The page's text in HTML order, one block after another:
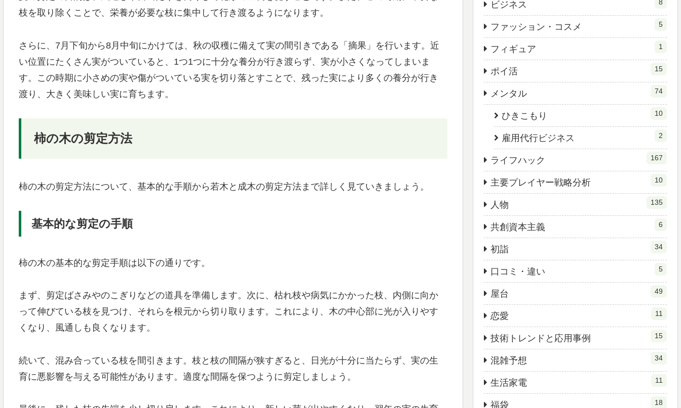
枝を取り除くことで、栄養が必要な枝に集中して行き渡るようになります。
さらに、7月下旬から8月中旬にかけては、秋の収穫に備えて実の間引きである「摘果」を行います。近
い位置にたくさん実がついていると、1つ1つに十分な養分が行き渡らず、実が小さくなってしまいま
す。この時期に小さめの実や傷がついている実を切り落とすことで、残った実により多くの養分が行き
渡り、大きく美味しい実に育ちます。
柿の木の剪定方法
柿の木の剪定方法について、基本的な手順から若木と成木の剪定方法まで詳しく見ていきましょう。
基本的な剪定の手順
柿の木の基本的な剪定手順は以下の通りです。
まず、剪定ばさみやのこぎりなどの道具を準備します。次に、枯れ枝や病気にかかった枝、内側に向か
って伸びている枝を見つけ、それらを根元から切り取ります。これにより、木の中心部に光が入りやす
くなり、風通しも良くなります。
続いて、混み合っている枝を間引きます。枝と枝の間隔が狭すぎると、日光が十分に当たらず、実の生
育に悪影響を与える可能性があります。適度な間隔を保つように剪定しましょう。
ビジネス 8
ファッション・コスメ 5
フィギュア 1
ポイ活 15
メンタル 74
ひきこもり 10
雇用代行ビジネス 2
ライフハック 167
主要プレイヤー戦略分析 10
人物 135
共創資本主義 6
初詣 34
口コミ・違い 5
屋台 49
恋愛 11
技術トレンドと応用事例 15
混雑予想 34
生活家電 11
福袋 18